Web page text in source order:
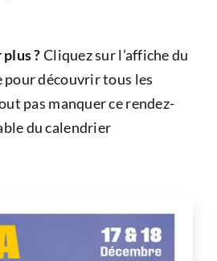
plus ?Cliquez sur l’affiche du
pour découvrir tous les
pas manquer ce rendez-
du calendrier